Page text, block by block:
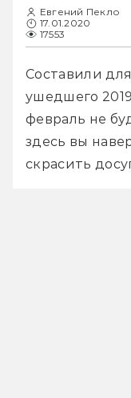
Евгений Пекло
17.01.2020
17553
Составили
ушедшего
февраль не
здесь вы
скрасить